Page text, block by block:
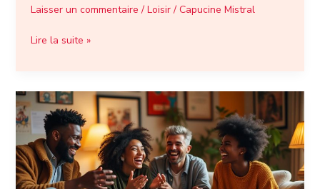
Laisser un commentaire / Loisir/ Capucine Mistral
Lire la suite »
Meilleures
blagues
d’humour
noir
pour
faire